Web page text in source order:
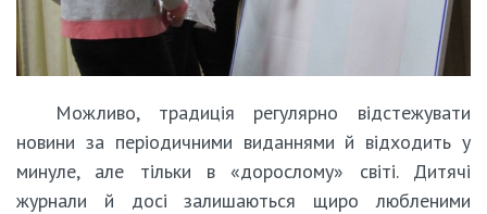
Можливо, традиція регулярно відстежувати
новини за періодичними виданнями й відходить у
минуле, але тільки в «дорослому» світі. Дитячі
журнали й досі залишаються щиро любленими